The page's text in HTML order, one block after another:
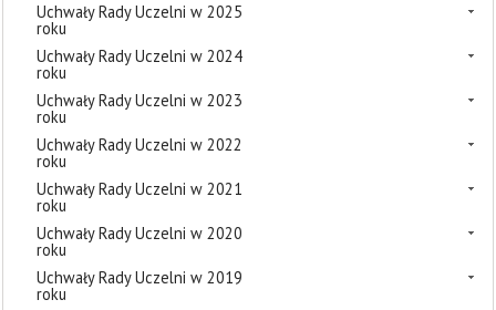
Uchwały Rady Uczelni w 2025
roku
Uchwały Rady Uczelni w 2024
roku
Uchwały Rady Uczelni w 2023
roku
Uchwały Rady Uczelni w 2022
roku
Uchwały Rady Uczelni w 2021
roku
Uchwały Rady Uczelni w 2020
roku
Uchwały Rady Uczelni w 2019
roku